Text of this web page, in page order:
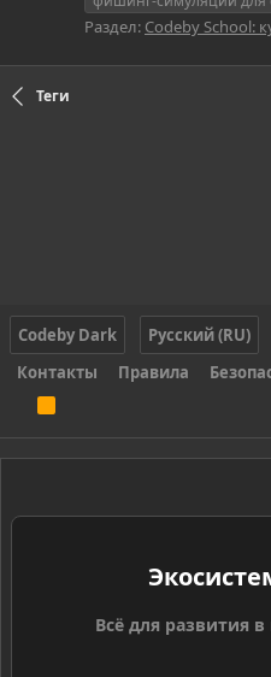
Раздел: Codeby School:
Теги
Codeby Dark
Русский (RU)
Контакты
Правила
S
Всё для развития